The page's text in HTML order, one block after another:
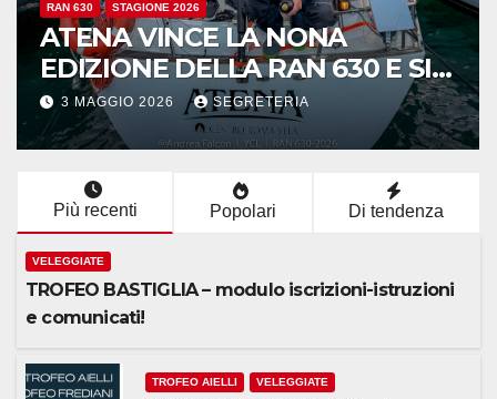
RAN 630 STAGIONE 2026
LUCIFERO CONQUISTA IL
TROFEO HAMON ALLA REGATA
DELLA ACCADEMIA NAVALE
29 APRILE 2026 SEGRETERIA
Più recenti Popolari Di tendenza
VELEGGIATE
TROFEO BASTIGLIA – modulo iscrizioni-istruzioni
e comunicati!
TROFEO AIELLI VELEGGIATE